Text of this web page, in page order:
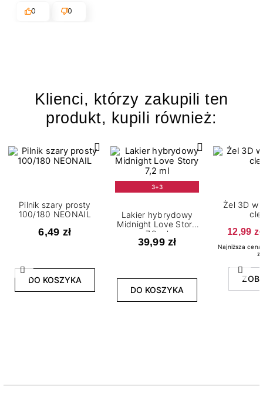
0
0
Klienci, którzy zakupili ten
produkt, kupili również:
Poprzedni
Pilnik szary prosty
100/180 NEONAIL
6,49 zł
DO KOSZYKA
3+3
Lakier hybrydowy
Midnight Love Story
7,2 ml
39,99 zł
DO KOSZYKA
Żel 3D w
12,99 zł
Najniższa
zł